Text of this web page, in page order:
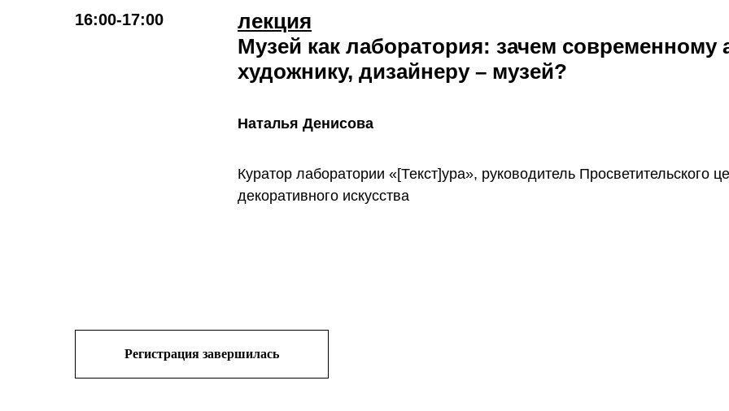
16:00-17:00
лекция
Музей как лаборатория: зачем современному
художнику, дизайнеру – музей?
Наталья Денисова
Куратор лаборатории «[Текст]ура», руководитель Просветительского
декоративного искусства
Регистрация завершилась